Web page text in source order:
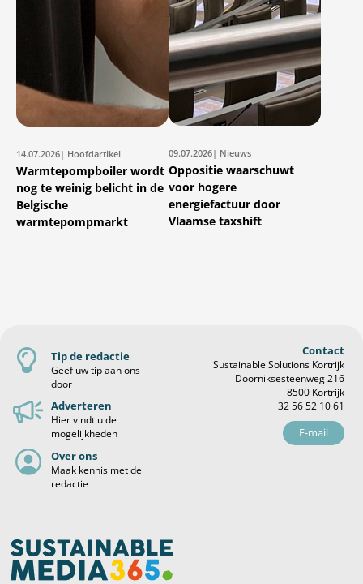
14.07.2026| Hoofdartikel
Warmtepompboiler wordt
nog te weinig belicht in de
Belgische
warmtepompmarkt
09.07.2026| Nieuws
Oppositie waarschuwt
voor hogere
energiefactuur door
Vlaamse taxshift
Tip de redactie
Geef uw tip aan ons
door
Adverteren
Hier vindt u de
mogelijkheden
Over ons
Maak kennis met de
redactie
Contact
Sustainable Solutions Kortrijk
Doorniksesteenweg 216
8500 Kortrijk
+32 56 52 10 61
E-mail